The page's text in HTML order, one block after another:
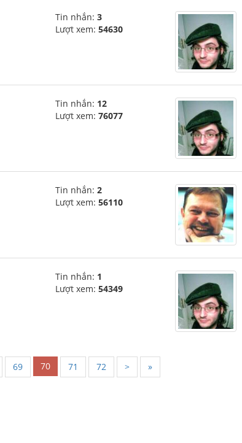
Tin nhắn: 3
Lượt xem: 54630
Tin nhắn: 12
Lượt xem: 76077
Tin nhắn: 2
Lượt xem: 56110
Tin nhắn: 1
Lượt xem: 54349
69 70 71 72 > »